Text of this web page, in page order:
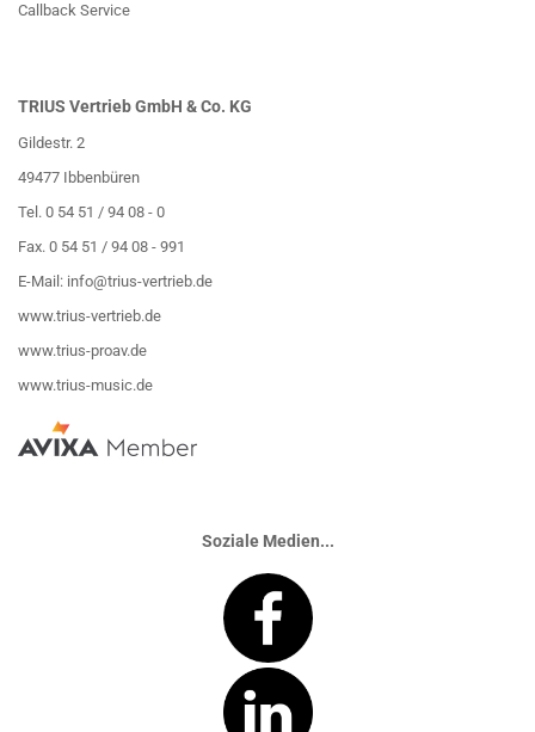
Callback Service
TRIUS Vertrieb GmbH & Co. KG
Gildestr. 2
49477 Ibbenbüren
Tel. 0 54 51 / 94 08 - 0
Fax. 0 54 51 / 94 08 - 991
E-Mail: info@trius-vertrieb.de
www.trius-vertrieb.de
www.trius-proav.de
www.trius-music.de
Soziale Medien...